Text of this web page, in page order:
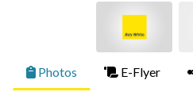
Photos E-Flyer